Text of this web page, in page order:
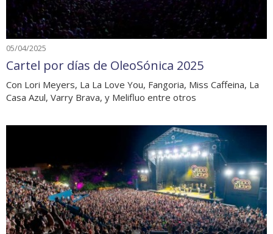
05/04/2025
Cartel por días de OleoSónica 2025
Con Lori Meyers, La La Love You, Fangoria, Miss Caffeina, La
Casa Azul, Varry Brava, y Melifluo entre otros